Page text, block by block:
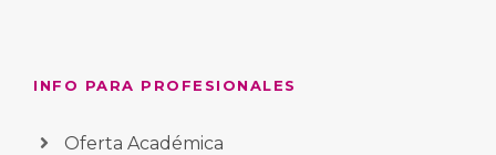
INFO PARA PROFESIONALES
Oferta Académica